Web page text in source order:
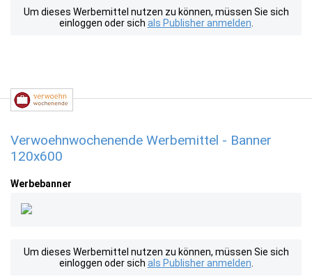
Um dieses Werbemittel nutzen zu können, müssen Sie sich
einloggen oder sich als Publisher anmelden
Verwoehnwochenende Werbemittel - Banner
120x600
Werbebanner
Um dieses Werbemittel nutzen zu können, müssen Sie sich
einloggen oder sich als Publisher anmelden